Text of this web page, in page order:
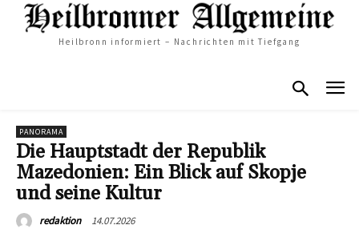
Heilbronn informiert – Nachrichten mit Tiefgang
PANORAMA
Die Hauptstadt der Republik
Mazedonien: Ein Blick auf Skopje
und seine Kultur
redaktion 14.07.2026